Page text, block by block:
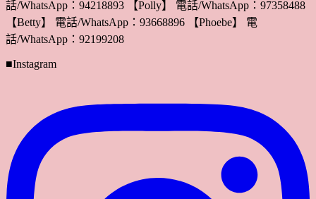
話/WhatsApp：94218893 【Polly】 電話/WhatsApp：97358488
【Betty】 電話/WhatsApp：93668896 【Phoebe】 電
話/WhatsApp：92199208
■Instagram